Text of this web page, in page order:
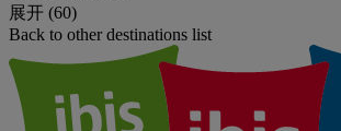
展开 (60)
Back to other destinations list